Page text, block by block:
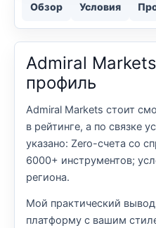
Обзор Условия
Admiral
профиль
Admiral Markets стоит
в рейтинге, а по связке
указано: Zero-счета со
6000+ инструментов;
региона.
Мой практический
платформу с вашим